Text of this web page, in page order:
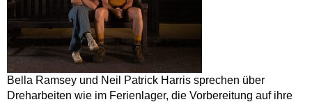
Bella Ramsey und Neil Patrick Harris sprechen über
Dreharbeiten wie im Ferienlager, die Vorbereitung auf ihre